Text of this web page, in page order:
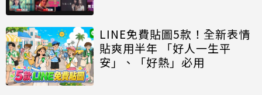
LINE免費貼圖5款！全新表情
貼爽用半年 「好人一生平
安」、「好熱」必用